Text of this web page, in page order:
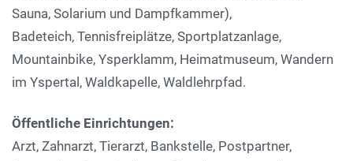
Sauna, Solarium und Dampfkammer),
Badeteich, Tennisfreiplätze, Sportplatzanlage,
Mountainbike, Ysperklamm, Heimatmuseum, Wandern
im Yspertal, Waldkapelle, Waldlehrpfad.
Öffentliche Einrichtungen:
Arzt, Zahnarzt, Tierarzt, Bankstelle, Postpartner,